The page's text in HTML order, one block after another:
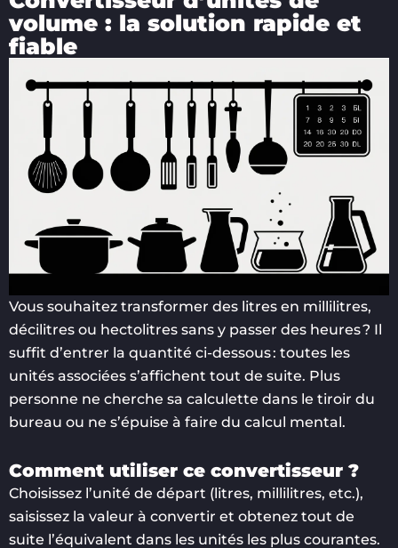
volume : la solution rapide et
fiable
Vous souhaitez transformer des litres en millilitres,
décilitres ou hectolitres sans y passer des heures ? Il
suffit d’entrer la quantité ci-dessous : toutes les
unités associées s’affichent tout de suite. Plus
personne ne cherche sa calculette dans le tiroir du
bureau ou ne s’épuise à faire du calcul mental.
Comment utiliser ce convertisseur ?
Choisissez l’unité de départ (litres, millilitres, etc.),
saisissez la valeur à convertir et obtenez tout de
suite l’équivalent dans les unités les plus courantes.